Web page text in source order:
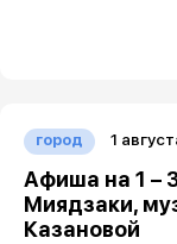
город 1
Афиша на 1 –
Миядзаки,
Казановой